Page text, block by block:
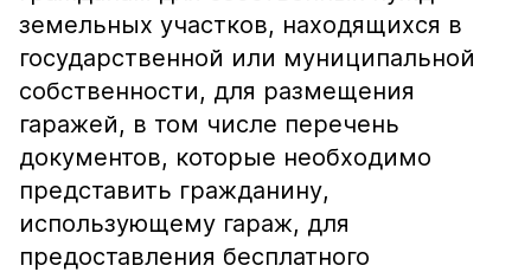
земельных участков, находящихся в
государственной или муниципальной
собственности, для размещения
гаражей, в том числе перечень
документов, которые необходимо
представить гражданину,
использующему гараж, для
предоставления бесплатного